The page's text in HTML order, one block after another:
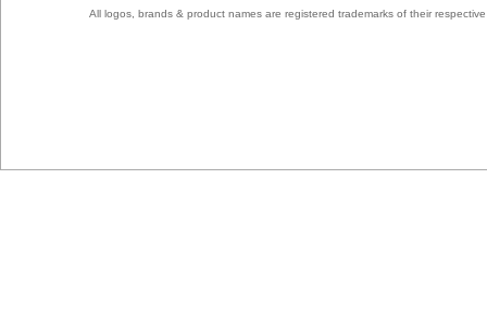
All logos, brands & product names are registered trademarks of their